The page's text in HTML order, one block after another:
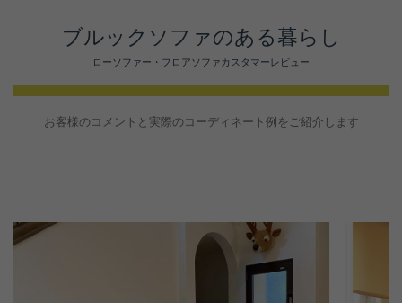
ブルックソファのある暮らし
ローソファー・フロアソファカスタマーレビュー
お客様のコメントと実際のコーディネート例をご紹介します